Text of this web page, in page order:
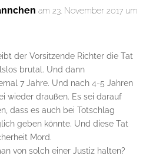
am 23. November 2017 um
der Vorsitzende Richter die Tat
brutal. Und dann
7 Jahre. Und nach 4-5 Jahren
wieder draußen. Es sei darauf
dass es auch bei Totschlag
geben könnte. Und diese Tat
Mord.
von solch einer Justiz halten?